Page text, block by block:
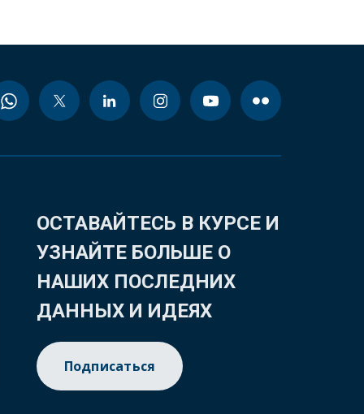
ОСТАВАЙТЕСЬ В КУРСЕ И
УЗНАЙТЕ БОЛЬШЕ О
НАШИХ ПОСЛЕДНИХ
ДАННЫХ И ИДЕЯХ
Подписаться